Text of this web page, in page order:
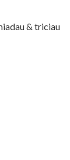
& triciau